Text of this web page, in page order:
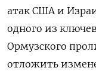
атак США ​и
одного из
Ормузского
отложить